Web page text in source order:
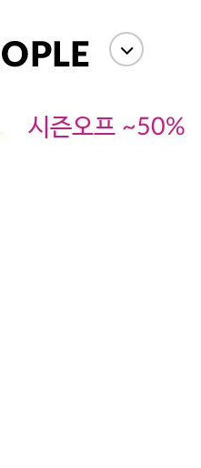
시즌오프 ~50%